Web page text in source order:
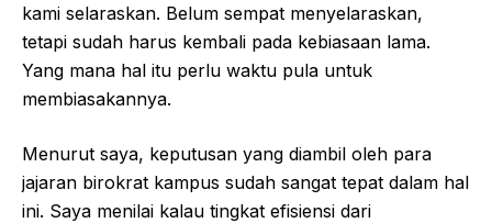
kami selaraskan. Belum sempat menyelaraskan,
tetapi sudah harus kembali pada kebiasaan lama.
Yang mana hal itu perlu waktu pula untuk
membiasakannya.
Menurut saya, keputusan yang diambil oleh para
jajaran birokrat kampus sudah sangat tepat dalam hal
ini. Saya menilai kalau tingkat efisiensi dari